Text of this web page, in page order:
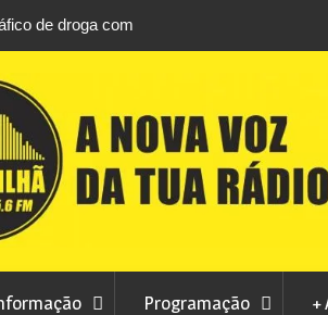
de droga com
fluvial este fim de
Programação +